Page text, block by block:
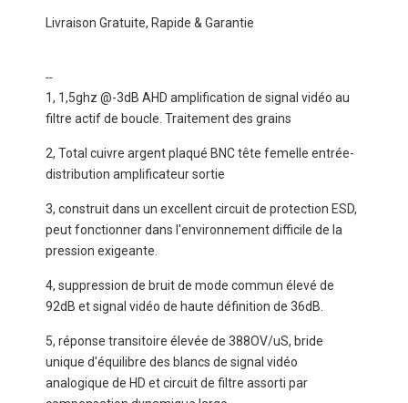
Livraison Gratuite, Rapide & Garantie
--
1, 1,5ghz @-3dB AHD amplification de signal vidéo au
filtre actif de boucle. Traitement des grains
2, Total cuivre argent plaqué BNC tête femelle entrée-
distribution amplificateur sortie
3, construit dans un excellent circuit de protection ESD,
peut fonctionner dans l'environnement difficile de la
pression exigeante.
4, suppression de bruit de mode commun élevé de
92dB et signal vidéo de haute définition de 36dB.
5, réponse transitoire élevée de 388OV/uS, bride
unique d'équilibre des blancs de signal vidéo
analogique de HD et circuit de filtre assorti par